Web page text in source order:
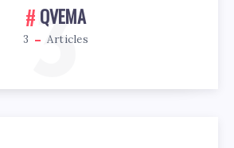
QVEMA
3 Articles
3